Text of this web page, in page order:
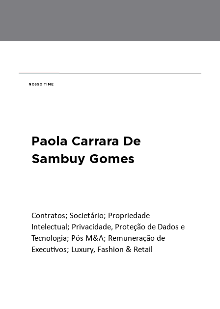
NOSSO TIME
Paola Carrara De
Sambuy Gomes
Contratos; Societário; Propriedade
Intelectual; Privacidade, Proteção de Dados e
Tecnologia; Pós M&A; Remuneração de
Executivos; Luxury, Fashion & Retail